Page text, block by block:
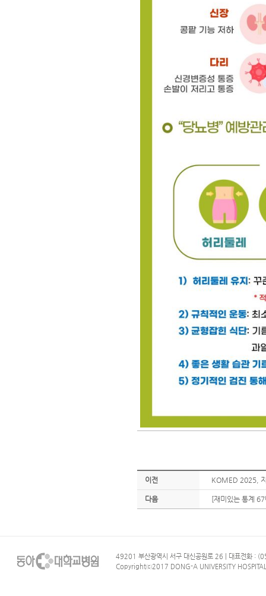
이전 KOMED 2025,
다음 [재미있는 통계
49201 부산광역시 서구 대신공원로 26 | 대표전화 :
Copyrightⓒ2017 DONG-A UNIVERSITY